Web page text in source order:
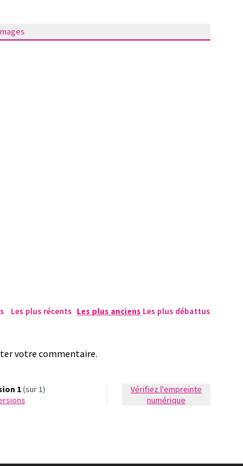
Les plus récents Les plus anciens Les plus débattus
votre commentaire.
1(sur 1)
Vérifiez l'empreinte
numérique